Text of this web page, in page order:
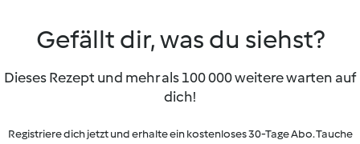
Gefällt dir, was du siehst?
Dieses Rezept und mehr als 100 000 weitere warten auf
dich!
Registriere dich jetzt und erhalte ein kostenloses 30-Tage Abo. Tauche